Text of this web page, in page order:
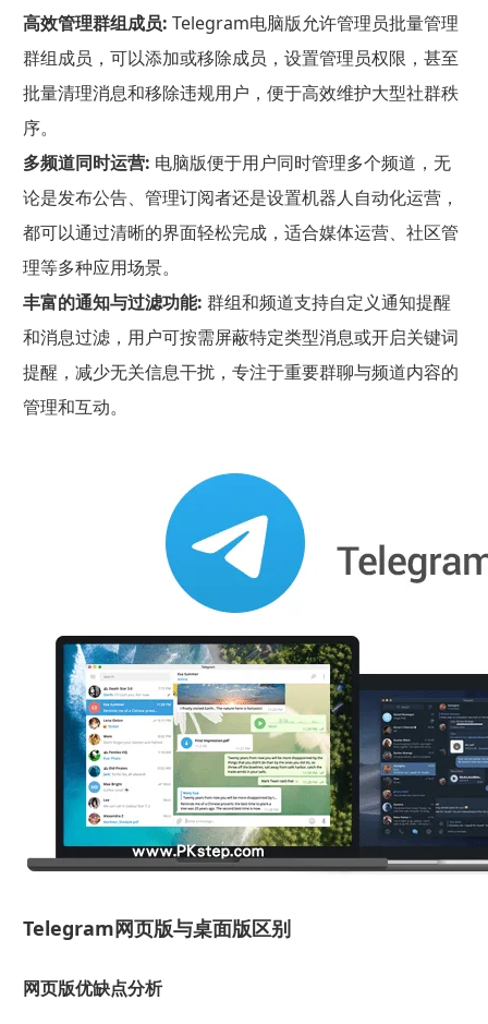
高效管理群组成员: Telegram电脑版允许管理员批量管理
群组成员，可以添加或移除成员，设置管理员权限，甚至
批量清理消息和移除违规用户，便于高效维护大型社群秩
序。
多频道同时运营: 电脑版便于用户同时管理多个频道，无
论是发布公告、管理订阅者还是设置机器人自动化运营，
都可以通过清晰的界面轻松完成，适合媒体运营、社区管
理等多种应用场景。
丰富的通知与过滤功能: 群组和频道支持自定义通知提醒
和消息过滤，用户可按需屏蔽特定类型消息或开启关键词
提醒，减少无关信息干扰，专注于重要群聊与频道内容的
管理和互动。
Telegram网页版与桌面版区别
网页版优缺点分析